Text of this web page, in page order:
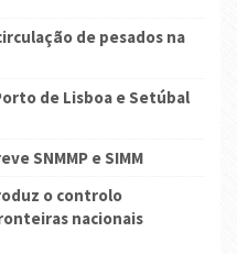
de pesados na
de Lisboa e Setúbal
SNMMP e SIMM
o controlo
nacionais